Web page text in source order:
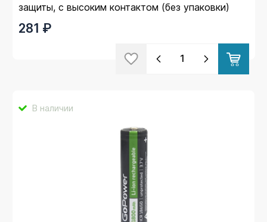
защиты, с высоким контактом (без упаковки)
281 ₽
В наличии